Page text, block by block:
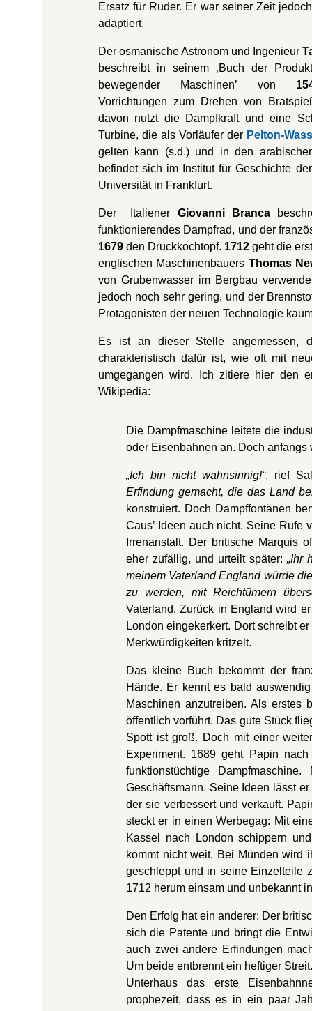
Ersatz für Ruder. Er war seiner Zeit
adaptiert.
Der osmanische Astronom und Ingenieur
beschreibt in seinem ‚Buch der
bewegender Maschinen’ von
Vorrichtungen zum Drehen von
davon nutzt die Dampfkraft und eine
Turbine, die als Vorläufer der Pelton-
gelten kann (s.d.) und in den
befindet sich im Institut für Geschichte
Universität in Frankfurt.
Der Italiener Giovanni Branca
funktionierendes Dampfrad, und der
1679 den Druckkochtopf. 1712 geht die
englischen Maschinenbauers Thomas
von Grubenwasser im Bergbau
jedoch noch sehr gering, und der
Protagonisten der neuen Technologie
Es ist an dieser Stelle angemessen,
charakteristisch dafür ist, wie oft mit
umgegangen wird. Ich zitiere hier den
Wikipedia:
Die Dampfmaschine leitete die
oder Eisenbahnen an. Doch
„Ich bin nicht wahnsinnig!“, rief
Erfindung gemacht, die das Land
konstruiert. Doch Dampffontänen
Caus’ Ideen auch nicht. Seine Rufe
Irrenanstalt. Der britische Marquis
eher zufällig, und urteilt später: „Ihr
meinem Vaterland England würde
zu werden, mit Reichtümern
Vaterland. Zurück in England wird
London eingekerkert. Dort schreibt
Merkwürdigkeiten kritzelt.
Das kleine Buch bekommt der
Hände. Er kennt es bald
Maschinen anzutreiben. Als erstes
öffentlich vorführt. Das gute Stück
Spott ist groß. Doch mit einer
Experiment. 1689 geht Papin
funktionstüchtige
Geschäftsmann. Seine Ideen lässt
der sie verbessert und verkauft.
steckt er in einen Werbegag: Mit
Kassel nach London schippern
kommt nicht weit. Bei Münden wird
geschleppt und in seine Einzelteile
1712 herum einsam und unbekannt
Den Erfolg hat ein anderer: Der
sich die Patente und bringt die
auch zwei andere Erfindungen
Um beide entbrennt ein heftiger
Unterhaus das erste
prophezeit, dass es in ein paar